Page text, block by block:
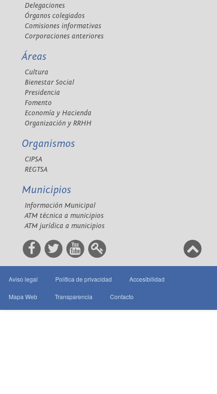
Delegaciones
Órganos colegiados
Comisiones informativas
Corporaciones anteriores
Áreas
Cultura
Bienestar Social
Presidencia
Fomento
Economía y Hacienda
Organización y RRHH
Organismos
CIPSA
REGTSA
Municipios
Información Municipal
ATM técnica a municipios
ATM jurídica a municipios
Aviso legal Política de privacidad Accesibilidad
Mapa Web Transparencia Contacto